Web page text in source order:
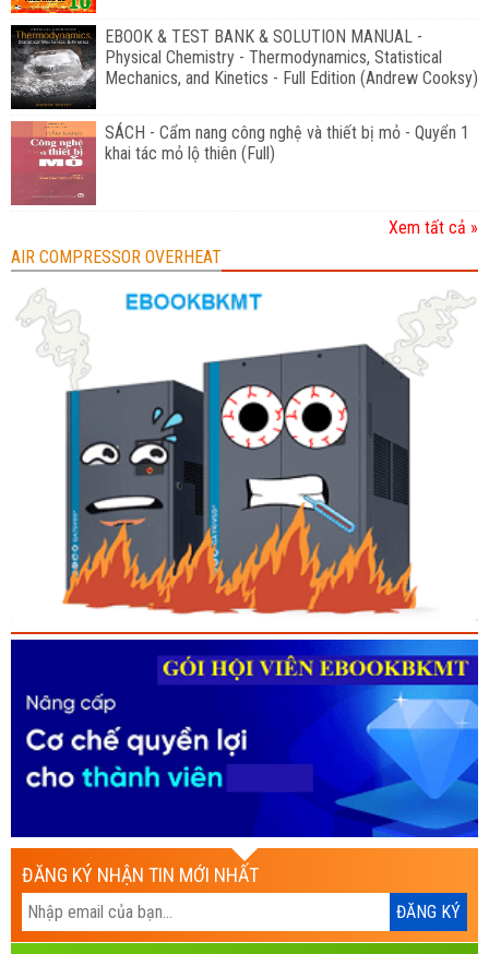
EBOOK & TEST BANK & SOLUTION MANUAL -
Physical Chemistry - Thermodynamics, Statistical
Mechanics, and Kinetics - Full Edition (Andrew Cooksy)
SÁCH - Cẩm nang công nghệ và thiết bị mỏ - Quyển 1
khai tác mỏ lộ thiên (Full)
Xem tất cả »
AIR COMPRESSOR OVERHEAT
ĐĂNG KÝ NHẬN TIN MỚI NHẤT